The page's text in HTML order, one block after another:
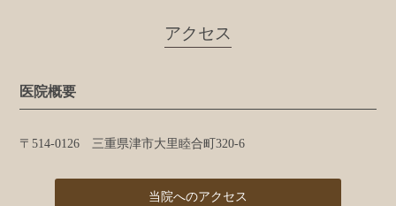
アクセス
医院概要
〒514-0126 三重県津市大里睦合町320-6
当院へのアクセス